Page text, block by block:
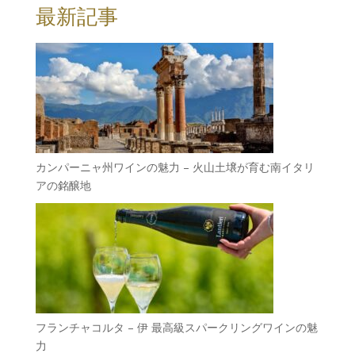
最新記事
カンパーニャ州ワインの魅力 – 火山土壌が育む南イタリ
アの銘醸地
フランチャコルタ – 伊 最高級スパークリングワインの魅
力